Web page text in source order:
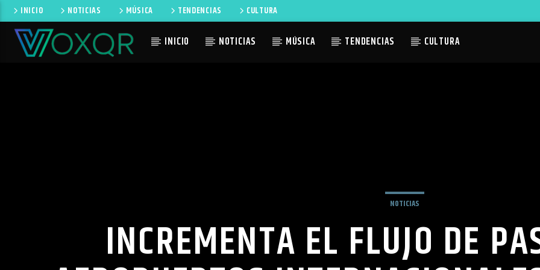
INICIO NOTICIAS MÚSICA TENDENCIAS CULTURA
INICIO NOTICIAS MÚSICA TENDENCIAS CULTURA
NOTICIAS
INCREMENTA EL FLUJO DE